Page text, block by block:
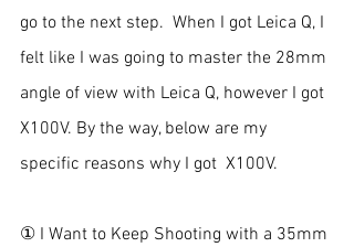
go to the next step.  When I got Leica Q, I
felt like I was going to master the 28mm
angle of view with Leica Q, however I got
X100V. By the way, below are my
specific reasons why I got  X100V.
① I Want to Keep Shooting with a 35mm